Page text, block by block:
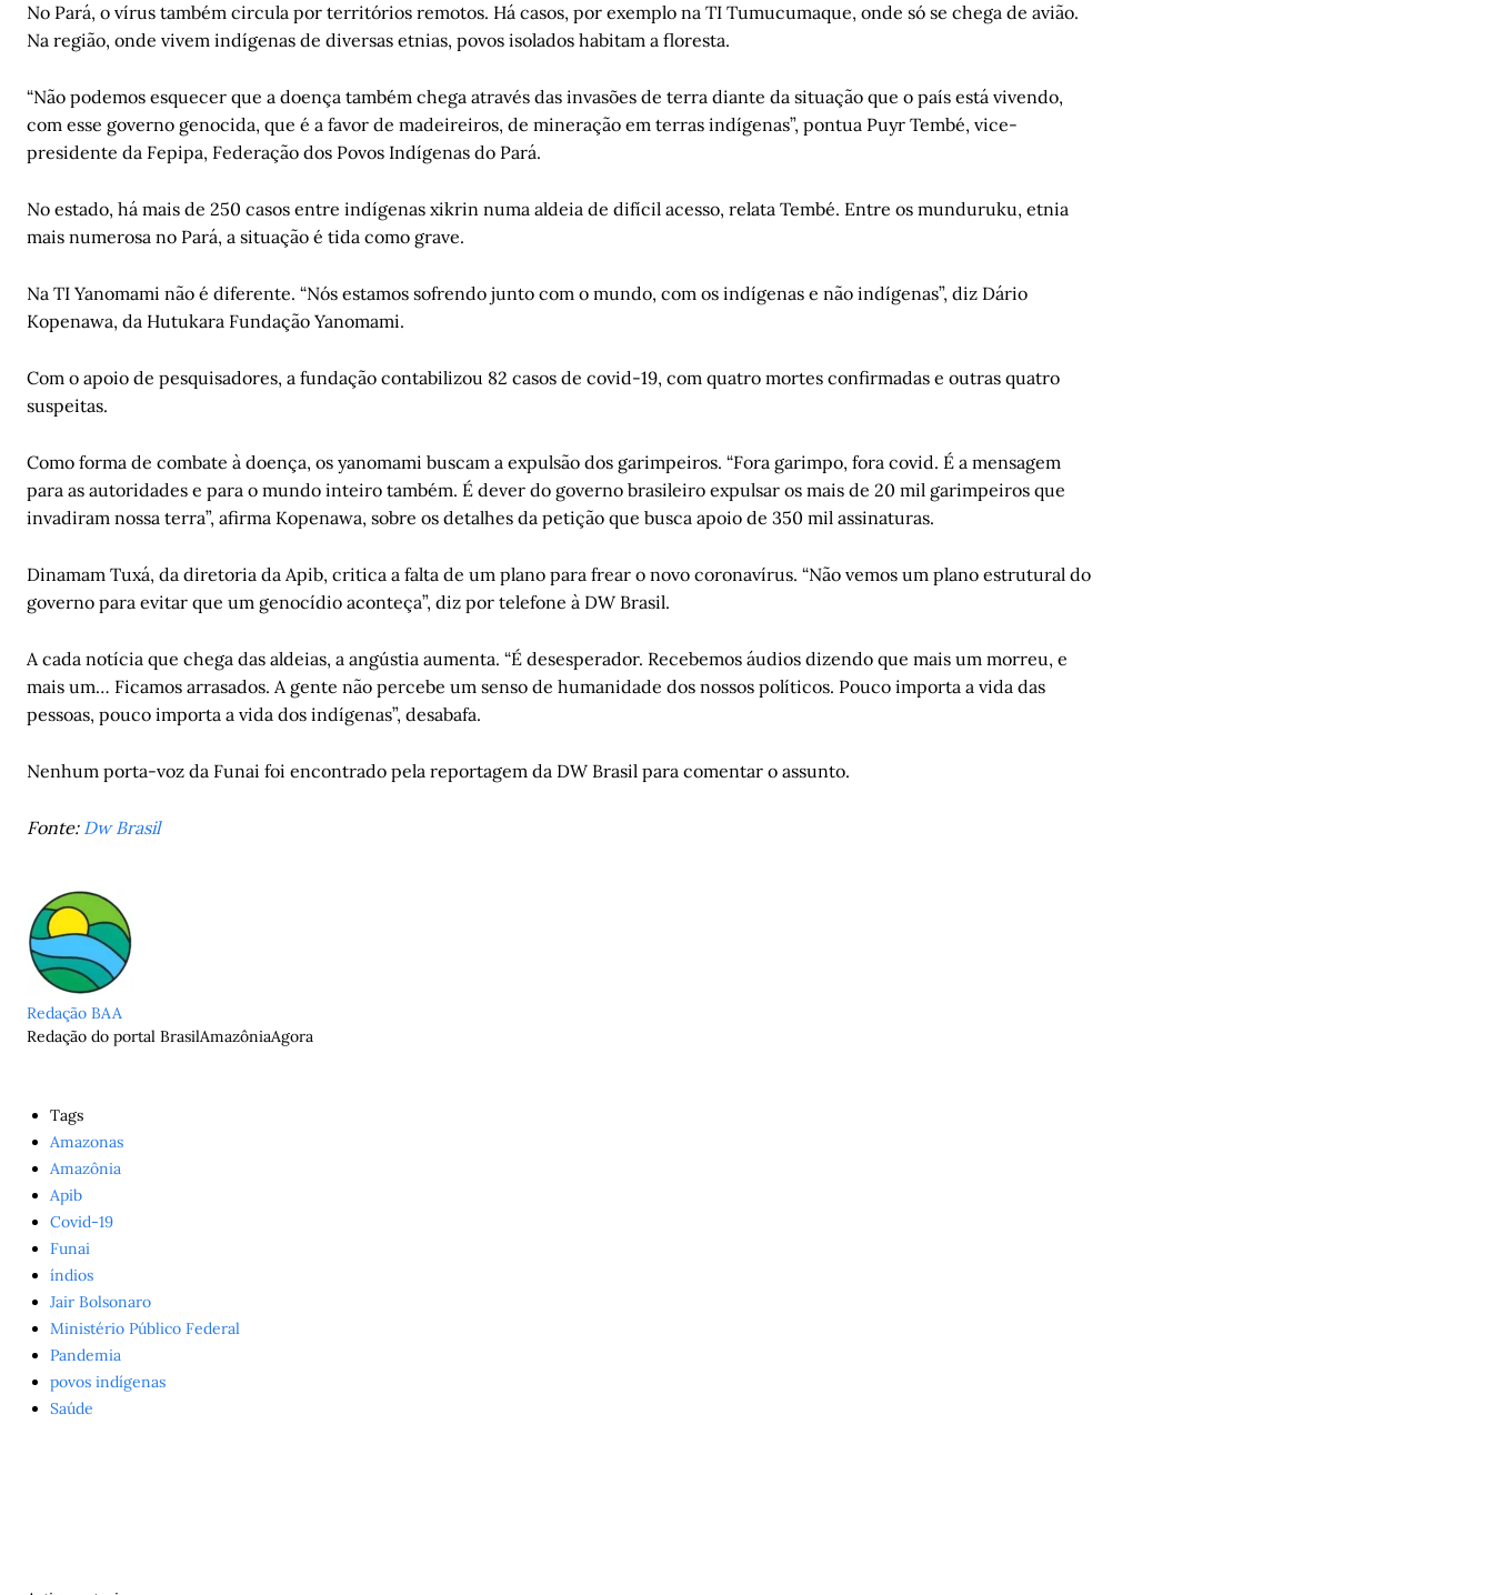
No Pará, o vírus também circula por territórios remotos. Há casos, por exemplo na TI Tumucumaque, onde só se chega de avião.
Na região, onde vivem indígenas de diversas etnias, povos isolados habitam a floresta.
“Não podemos esquecer que a doença também chega através das invasões de terra diante da situação que o país está vivendo,
com esse governo genocida, que é a favor de madeireiros, de mineração em terras indígenas”, pontua Puyr Tembé, vice-
presidente da Fepipa, Federação dos Povos Indígenas do Pará.
No estado, há mais de 250 casos entre indígenas xikrin numa aldeia de difícil acesso, relata Tembé. Entre os munduruku, etnia
mais numerosa no Pará, a situação é tida como grave.
Na TI Yanomami não é diferente. “Nós estamos sofrendo junto com o mundo, com os indígenas e não indígenas”, diz Dário
Kopenawa, da Hutukara Fundação Yanomami.
Com o apoio de pesquisadores, a fundação contabilizou 82 casos de covid-19, com quatro mortes confirmadas e outras quatro
suspeitas.
Como forma de combate à doença, os yanomami buscam a expulsão dos garimpeiros. “Fora garimpo, fora covid. É a mensagem
para as autoridades e para o mundo inteiro também. É dever do governo brasileiro expulsar os mais de 20 mil garimpeiros que
invadiram nossa terra”, afirma Kopenawa, sobre os detalhes da petição que busca apoio de 350 mil assinaturas.
Dinamam Tuxá, da diretoria da Apib, critica a falta de um plano para frear o novo coronavírus. “Não vemos um plano estrutural do
governo para evitar que um genocídio aconteça”, diz por telefone à DW Brasil.
A cada notícia que chega das aldeias, a angústia aumenta. “É desesperador. Recebemos áudios dizendo que mais um morreu, e
mais um… Ficamos arrasados. A gente não percebe um senso de humanidade dos nossos políticos. Pouco importa a vida das
pessoas, pouco importa a vida dos indígenas”, desabafa.
Nenhum porta-voz da Funai foi encontrado pela reportagem da DW Brasil para comentar o assunto.
Fonte: Dw Brasil
Redação BAA
Redação do portal BrasilAmazôniaAgora
Tags
Amazonas
Amazônia
Apib
Covid-19
Funai
índios
Jair Bolsonaro
Ministério Público Federal
Pandemia
povos indígenas
Saúde